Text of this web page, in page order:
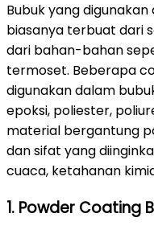
Bubuk yang
biasanya terbuat dari
dari bahan-bahan
termoset. Beberapa
digunakan dalam
epoksi, poliester,
material bergantung
dan sifat yang
cuaca, ketahanan
1. Powder Coating